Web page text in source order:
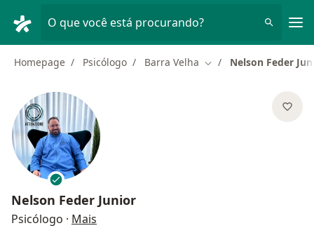
O que você está procurando?
Homepage Psicólogo Barra Velha Mudar de cidade
Nelson Feder
Nelson Feder Junior
Psicólogo · Mais